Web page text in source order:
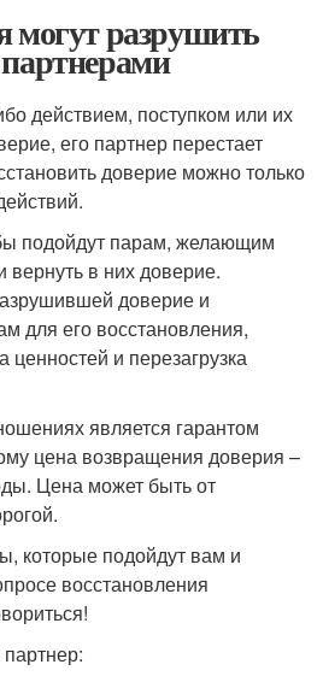
могут разрушить
действием, поступком или их
его партнер перестает
доверие можно только
подойдут парам, желающим
вернуть в них доверие.
доверие и
для его восстановления,
ценностей и перезагрузка
является гарантом
цена возвращения доверия –
Цена может быть от
которые подойдут вам и
восстановления